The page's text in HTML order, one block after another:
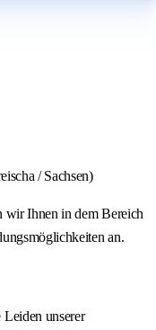
/ Sachsen)
wir Ihnen in dem Bereich
an.
Leiden unserer